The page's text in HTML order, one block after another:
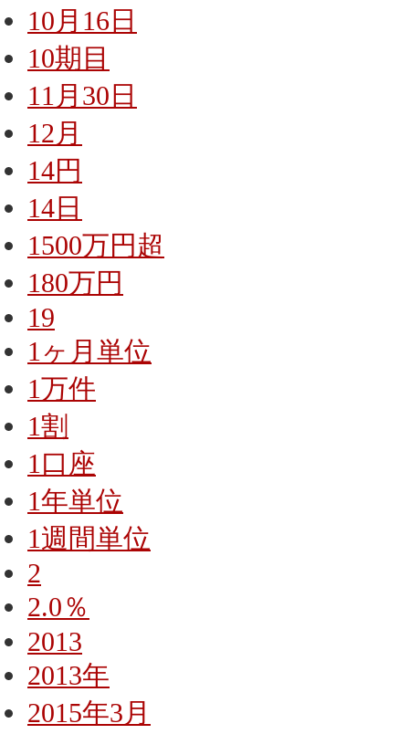
10月16日
10期目
11月30日
12月
14円
14日
1500万円超
180万円
19
1ヶ月単位
1万件
1割
1口座
1年単位
1週間単位
2
2.0％
2013
2013年
2015年3月